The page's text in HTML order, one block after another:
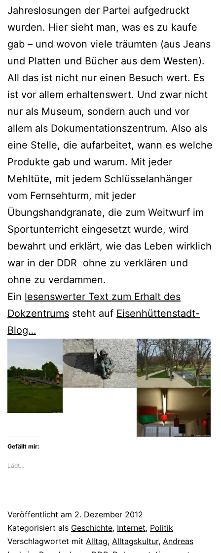
Jahreslosungen der Partei aufgedruckt
wurden. Hier sieht man, was es zu kaufe
gab – und wovon viele träumten (aus Jeans
und Platten und Bücher aus dem Westen).
All das ist nicht nur einen Besuch wert. Es
ist vor allem erhaltenswert. Und zwar nicht
nur als Museum, sondern auch und vor
allem als Dokumentationszentrum. Also als
eine Stelle, die aufarbeitet, wann es welche
Produkte gab und warum. Mit jeder
Mehltüte, mit jedem Schlüsselanhänger
vom Fernsehturm, mit jeder
Übungshandgranate, die zum Weitwurf im
Sportunterricht eingesetzt wurde, wird
bewahrt und erklärt, wie das Leben wirklich
war in der DDR ohne zu verklären und
ohne zu verdammen.
Ein lesenswerter Text zum Erhalt des
Dokzentrums steht auf Eisenhüttenstadt-
Blog…
Gefällt mir:
Lädt…
Veröffentlicht am 2. Dezember 2012
Kategorisiert als Geschichte, Internet, Politik
Verschlagwortet mit Alltag, Alltagskultur, Andreas